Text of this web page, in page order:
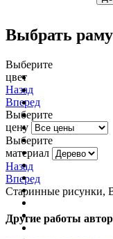
Выбрать
Выберите
цвет
Назад
Вперед
Выберите
цену
Выберите
материал
Назад
Вперед
Старинные рисунки,
Другие работы